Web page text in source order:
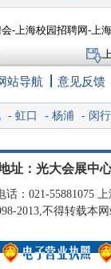
-上海校园招聘网-上
站导航 意见反馈
- 虹口 - 杨浦 - 闵行
址：光大会展中
：021-55881075
2013,不得转载本